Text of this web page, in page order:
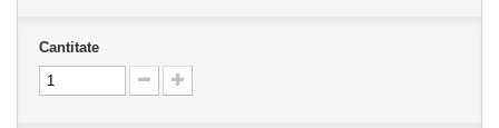
Cantitate